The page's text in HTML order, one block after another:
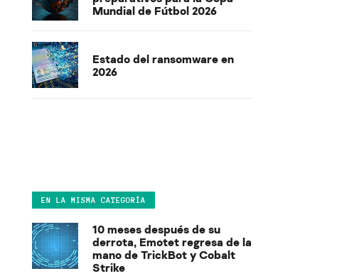
Mundial de Fútbol 2026
Estado del ransomware en
2026
EN LA MISMA CATEGORÍA
10 meses después de su
derrota, Emotet regresa de la
mano de TrickBot y Cobalt
Strike